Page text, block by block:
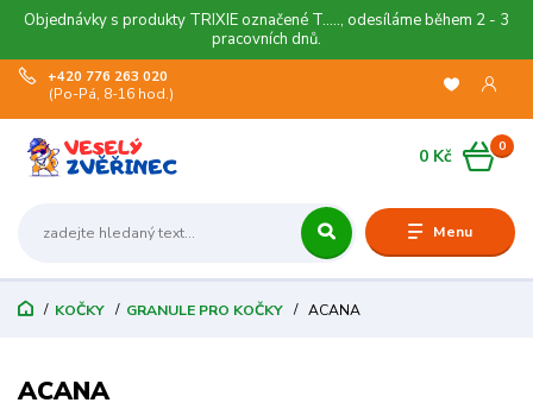
Objednávky s produkty TRIXIE označené T....., odesíláme během 2 - 3
pracovních dnů.
Menu
+420 776 263 020
(Po-Pá, 8-16 hod.)
0
0 Kč
KOČKY GRANULE PRO KOČKY ACANA
ACANA